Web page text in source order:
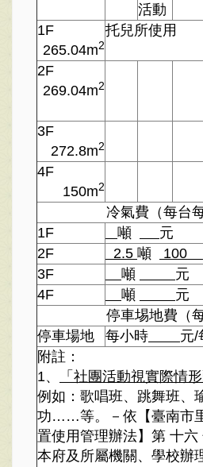
活動
1F
265.04m2
托兒所使用
2F
269.04m2
3F
272.8m2
4F
150m2
冷氣費（每台
1F
噸
元
2F
2.5 噸 100
3F
噸
元
4F
噸
元
停車埸地費（
停車場地
每小時
元/
附註：
1、
「社團活動視實際情
例如：歌唱班、跳舞班、
功……等。－依【臺南市
置使用管理辦法】第 十
本府及所屬機關、學校辦